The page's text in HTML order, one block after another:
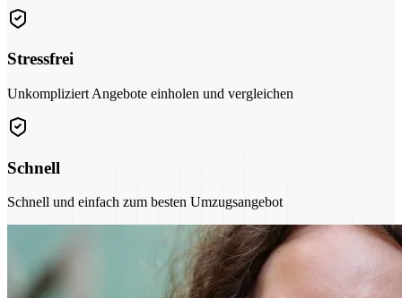
Stressfrei
Unkompliziert Angebote einholen und vergleichen
Schnell
Schnell und einfach zum besten Umzugsangebot